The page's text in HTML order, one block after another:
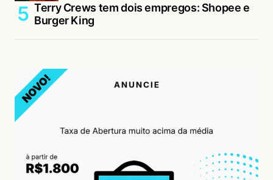
Terry Crews tem dois empregos: Shopee e
Burger King